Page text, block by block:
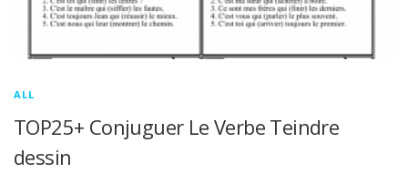
ALL
TOP25+ Conjuguer Le Verbe Teindre
dessin